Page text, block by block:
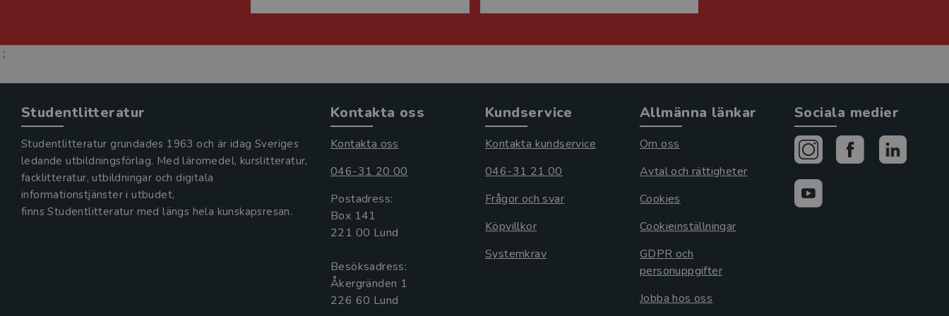
;
Studentlitteratur
Studentlitteratur grundades 1963 och är idag Sveriges
ledande utbildningsförlag. Med läromedel, kurslitteratur,
facklitteratur, utbildningar och digitala
informationstjänster i utbudet,
finns Studentlitteratur med längs hela kunskapsresan.
Kontakta oss
Kontakta oss
046-31 20 00
Postadress:
Box 141
221 00 Lund
Besöksadress:
Åkergränden 1
Kundservice
Kontakta kundservice
046-31 21 00
Frågor och svar
Köpvillkor
Systemkrav
Allmänna länkar
Om oss
Avtal och rättigheter
Cookies
Cookieinställningar
GDPR och
personuppgifter
Jobba hos oss
Sociala medier